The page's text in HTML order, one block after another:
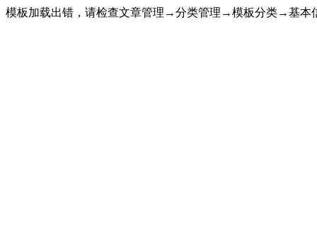
模板加载出错，请检查文章管理→分类管理→模板分类→基本